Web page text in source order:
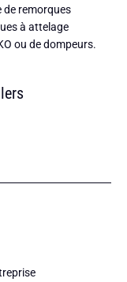
de remorques
à attelage
ou de dompeurs.